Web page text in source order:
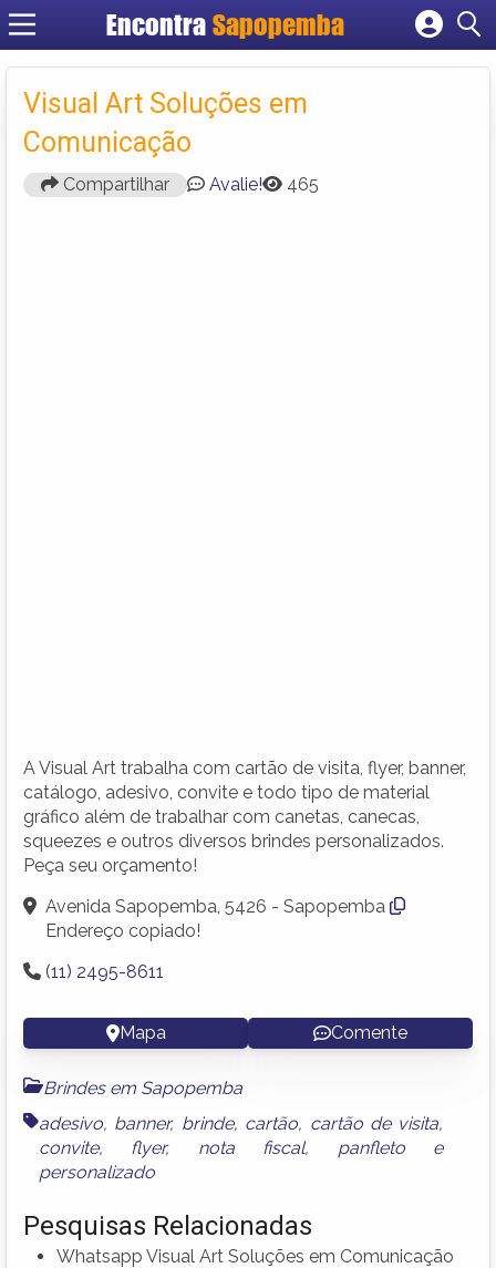
Encontra Sapopemba
Cadastrar empresa
Fazer login
Criar conta
Visual Art Soluções em
Comunicação
Compartilhar Avalie! 465
A Visual Art trabalha com cartão de visita, flyer, banner,
catálogo, adesivo, convite e todo tipo de material
gráfico além de trabalhar com canetas, canecas,
squeezes e outros diversos brindes personalizados.
Peça seu orçamento!
Avenida Sapopemba, 5426 - Sapopemba
Endereço copiado!
(11) 2495-8611
Mapa Comente
Brindes em Sapopemba
adesivo, banner, brinde, cartão, cartão de visita,
convite, flyer, nota fiscal, panfletoe
personalizado
Pesquisas Relacionadas
Whatsapp Visual Art Soluções em Comunicação